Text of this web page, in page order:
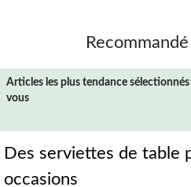
Articles les plus tendance
vous
Des serviettes de table
occasions